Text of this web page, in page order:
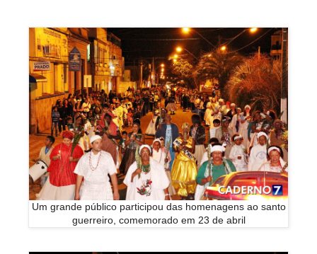
Um grande público participou das homenagens ao santo
guerreiro, comemorado em 23 de abril